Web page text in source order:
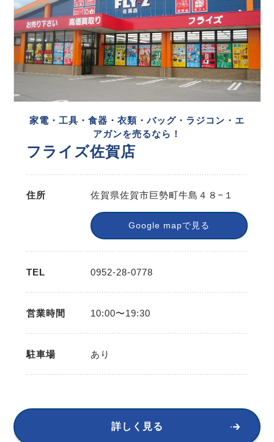
家電・工具・食器・衣類・バッグ・ラジコン・エ
アガンを売るなら！
フライズ佐賀店
住所 佐賀県佐賀市巨勢町牛島４８−１
Google mapで見る
TEL 0952-28-0778
営業時間 10:00〜19:30
駐車場 あり
詳しく見る